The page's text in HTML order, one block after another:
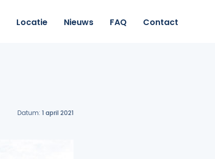
Locatie Nieuws FAQ Contact
Datum: 1 april 2021